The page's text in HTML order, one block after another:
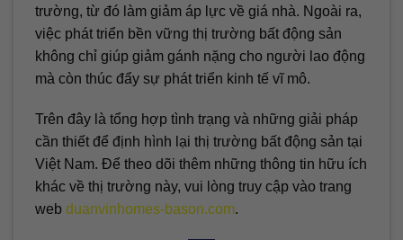
trường, từ đó làm giảm áp lực về giá nhà. Ngoài ra,
việc phát triển bền vững thị trường bất động sản
không chỉ giúp giảm gánh nặng cho người lao động
mà còn thúc đẩy sự phát triển kinh tế vĩ mô.
Trên đây là tổng hợp tình trạng và những giải pháp
cần thiết để định hình lại thị trường bất động sản tại
Việt Nam. Để theo dõi thêm những thông tin hữu ích
khác về thị trường này, vui lòng truy cập vào trang
web duanvinhomes-bason.com.